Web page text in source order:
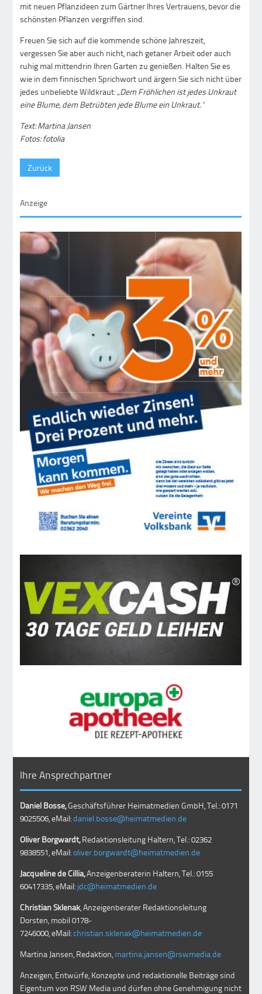
mit neuen Pflanzideen zum Gärtner Ihres Vertrauens, bevor die
schönsten Pflanzen vergriffen sind.
Freuen Sie sich auf die kommende schöne Jahreszeit,
vergessen Sie aber auch nicht, nach getaner Arbeit oder auch
ruhig mal mittendrin Ihren Garten zu genießen. Halten Sie es
wie in dem finnischen Sprichwort und ärgern Sie sich nicht über
jedes unbeliebte Wildkraut: „Dem Fröhlichen ist jedes Unkraut
eine Blume, dem Betrübten jede Blume ein Unkraut.“
Text: Martina Jansen
Fotos: fotolia
Zurück
Anzeige
Ihre Ansprechpartner
Daniel Bosse,Geschäftsführer Heimatmedien GmbH, Tel.: 0171
9025506, eMail:daniel.bosse@heimatmedien.de
Oliver Borgwardt,Redaktionsleitung Haltern, Tel.: 02362
9838551, eMail:oliver.borgwardt@heimatmedien.de
Jacqueline de Cillia,Anzeigenberaterin Haltern, Tel.: 0155
60417335, eMail: jdc@heimatmedien.de
Christian Sklenak, Anzeigenberater Redaktionsleitung
Dorsten, mobil0178-
7246000, eMail:christian.sklenak@heimatmedien.de
Martina Jansen, Redaktion, martina.jansen@rswmedia.de
Anzeigen, Entwürfe, Konzepte und redaktionelle Beiträge sind
Eigentum von RSW Media und dürfen ohne Genehmigung nicht